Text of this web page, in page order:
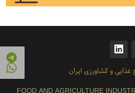
و کشاورزی ایران
FOOD AND AGRICULTURE